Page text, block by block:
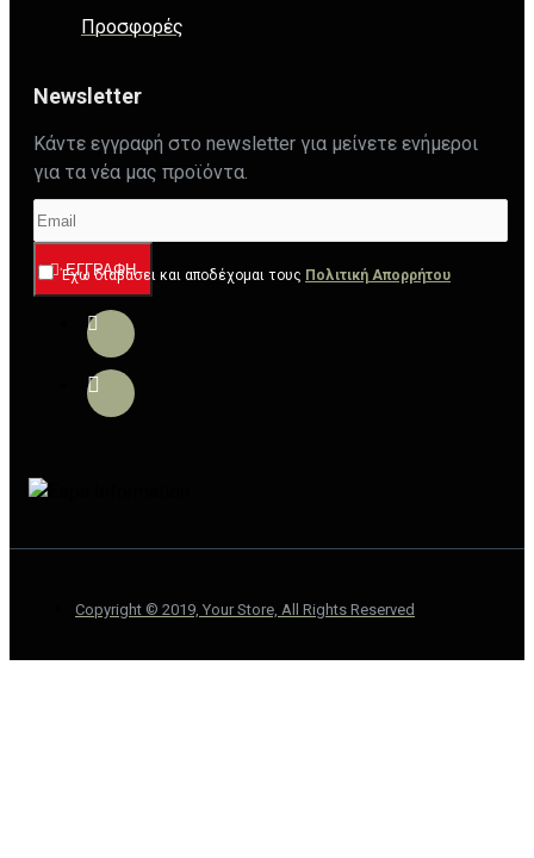
Προσφορές
Newsletter
Κάντε εγγραφή στο newsletter για μείνετε ενήμεροι
για τα νέα μας προϊόντα.
ΕΓΓΡΑΦΉ
Έχω διαβάσει και αποδέχομαι τους Πολιτική Απορρήτου
Copyright © 2019, Your Store, All Rights Reserved